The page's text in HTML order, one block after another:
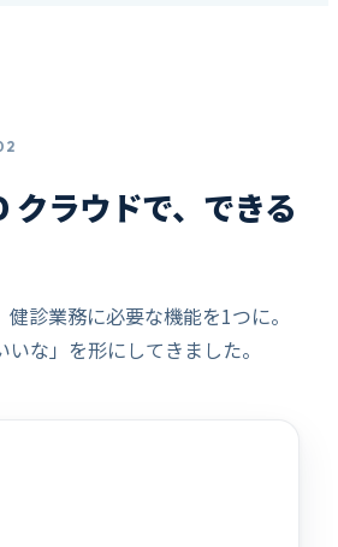
ラウドで、できる
診業務に必要な機能を1つに。
な」を形にしてきました。